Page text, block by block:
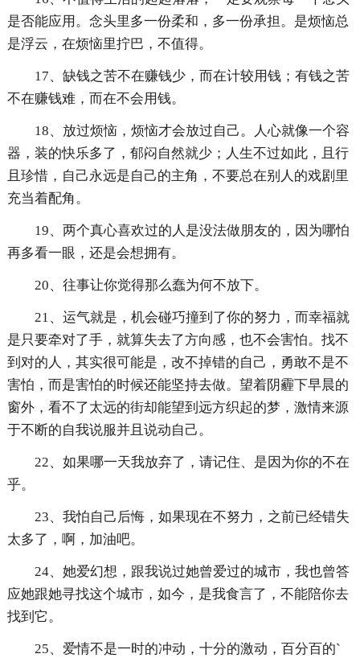
是否能应用。念头里多一份柔和，多一份承担。是烦恼总
是浮云，在烦恼里拧巴，不值得。
17、缺钱之苦不在赚钱少，而在计较用钱；有钱之苦
不在赚钱难，而在不会用钱。
18、放过烦恼，烦恼才会放过自己。人心就像一个容
器，装的快乐多了，郁闷自然就少；人生不过如此，且行
且珍惜，自己永远是自己的主角，不要总在别人的戏剧里
充当着配角。
19、两个真心喜欢过的人是没法做朋友的，因为哪怕
再多看一眼，还是会想拥有。
20、往事让你觉得那么蠢为何不放下。
21、运气就是，机会碰巧撞到了你的努力，而幸福就
是只要牵对了手，就算失去了方向感，也不会害怕。找不
到对的人，其实很可能是，改不掉错的自己，勇敢不是不
害怕，而是害怕的时候还能坚持去做。望着阴霾下早晨的
窗外，看不了太远的街却能望到远方织起的梦，激情来源
于不断的自我说服并且说动自己。
22、如果哪一天我放弃了，请记住、是因为你的不在
乎。
23、我怕自己后悔，如果现在不努力，之前已经错失
太多了，啊，加油吧。
24、她爱幻想，跟我说过她曾爱过的城市，我也曾答
应她跟她寻找这个城市，如今，是我食言了，不能陪你去
找到它。
25、爱情不是一时的冲动，十分的激动，百分百的`